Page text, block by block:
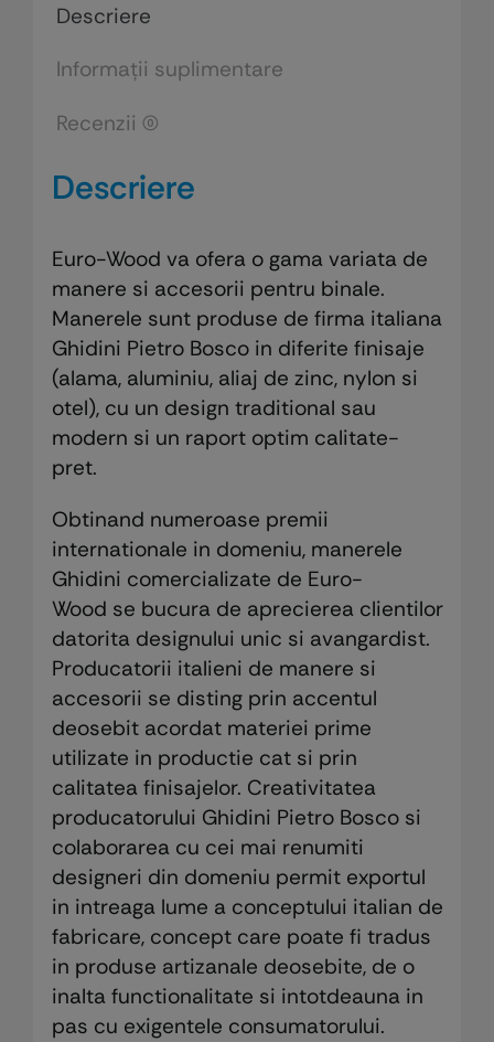
Descriere
Informații suplimentare
Recenzii (0)
Descriere
Euro-Wood va ofera o gama variata de
manere si accesorii pentru binale.
Manerele sunt produse de firma italiana
Ghidini Pietro Bosco in diferite finisaje
(alama, aluminiu, aliaj de zinc, nylon si
otel), cu un design traditional sau
modern si un raport optim calitate-
pret.
Obtinand numeroase premii
internationale in domeniu, manerele
Ghidini comercializate de Euro-
Wood se bucura de aprecierea clientilor
datorita designului unic si avangardist.
Producatorii italieni de manere si
accesorii se disting prin accentul
deosebit acordat materiei prime
utilizate in productie cat si prin
calitatea finisajelor. Creativitatea
producatorului Ghidini Pietro Bosco si
colaborarea cu cei mai renumiti
designeri din domeniu permit exportul
in intreaga lume a conceptului italian de
fabricare, concept care poate fi tradus
in produse artizanale deosebite, de o
inalta functionalitate si intotdeauna in
pas cu exigentele consumatorului.